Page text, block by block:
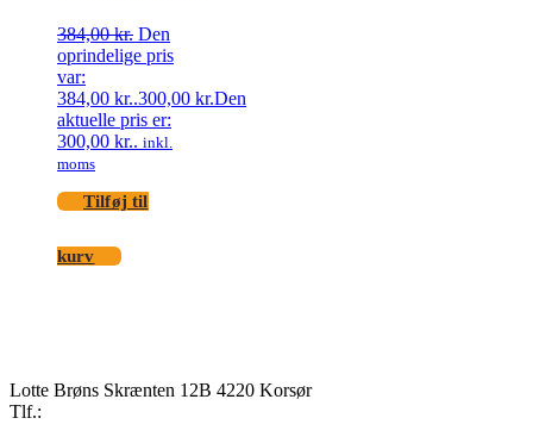
384,00kr. Den
oprindelige pris
var:
384,00 kr..300,00 kr.Den
aktuelle pris er:
300,00 kr.. inkl.
moms
Tilføj til
kurv
Lotte Brøns Skrænten 12B 4220 Korsør
Tlf.: